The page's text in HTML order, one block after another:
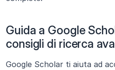
Guida a Google
consigli di ricerca
Google Scholar ti aiuta ad